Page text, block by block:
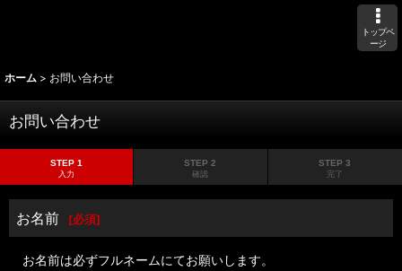
トップペ
ージ
ホーム > お問い合わせ
お問い合わせ
STEP 1
入力
STEP 2
確認
STEP 3
完了
お名前 [必須]
お名前は必ずフルネームにてお願いします。